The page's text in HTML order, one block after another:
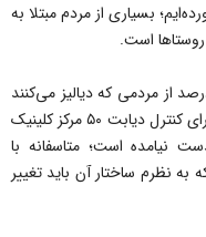
بسیاری از مردم مبتلا به
است.
بنیاد امور بیماری‌های خاص افزود: ۶۰ درصد از مردمی که دیالیز می‌کنند
مبتلا به بیماری دیابت بودند، در این راستا و برای کنترل دیابت ۵۰ مرکز کلینیک
نیامده است؛ متاسفانه با
به نظرم ساختار آن باید تغییر